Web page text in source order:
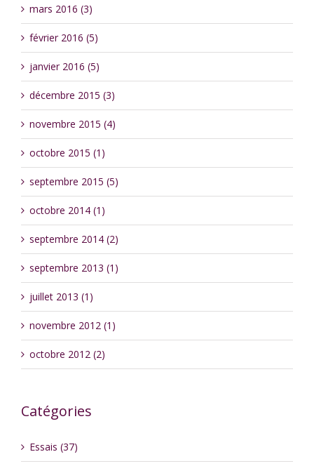
mars 2016 (3)
février 2016 (5)
janvier 2016 (5)
décembre 2015 (3)
novembre 2015 (4)
octobre 2015 (1)
septembre 2015 (5)
octobre 2014 (1)
septembre 2014 (2)
septembre 2013 (1)
juillet 2013 (1)
novembre 2012 (1)
octobre 2012 (2)
Catégories
Essais (37)